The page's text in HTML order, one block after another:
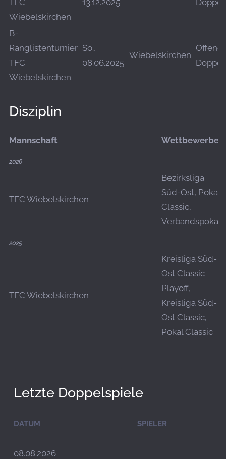
TFC
Wiebelskirchen
13.12.2025 Doppel
B-
Ranglistenturnier
TFC
Wiebelskirchen
So.,
08.06.2025
Wiebelskirchen
Offenes
Doppel
Disziplin
Mannschaft Wettbewerbe
2026
TFC Wiebelskirchen
Bezirksliga
Süd-Ost, Pokal
Classic,
Verbandspokal
2025
TFC Wiebelskirchen
Kreisliga Süd-
Ost Classic
Playoff,
Kreisliga Süd-
Ost Classic,
Pokal Classic
Letzte Doppelspiele
DATUM SPIELER
08.08.2026